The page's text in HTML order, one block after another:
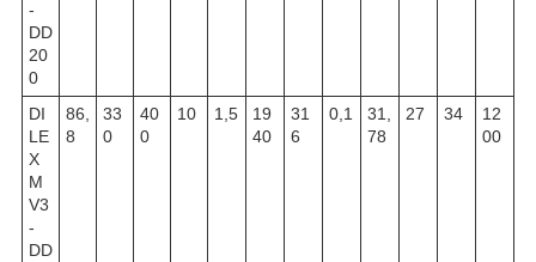
-
DD
20
0
DI
LE
X
M
V3
-
DD
86,
8
33
0
40
0
10 1,5
19
40
31
6
0,1
31,
78
27 34
12
00